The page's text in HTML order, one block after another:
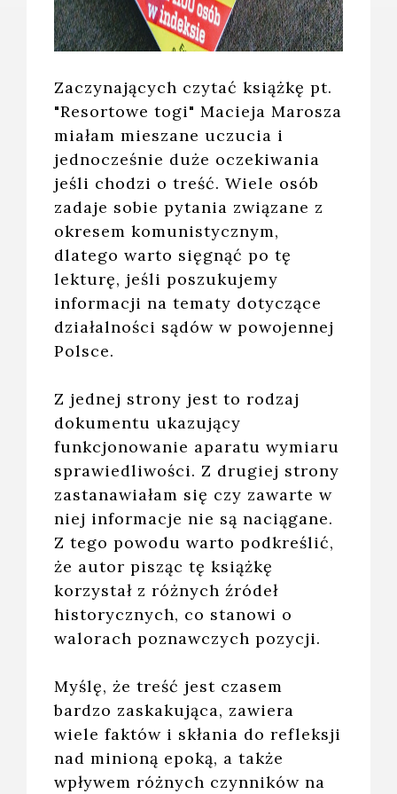
Zaczynających czytać książkę pt.
"Resortowe togi" Macieja Marosza
miałam mieszane uczucia i
jednocześnie duże oczekiwania
jeśli chodzi o treść. Wiele osób
zadaje sobie pytania związane z
okresem komunistycznym,
dlatego warto sięgnąć po tę
lekturę, jeśli poszukujemy
informacji na tematy dotyczące
działalności sądów w powojennej
Polsce.
Z jednej strony jest to rodzaj
dokumentu ukazujący
funkcjonowanie aparatu wymiaru
sprawiedliwości. Z drugiej strony
zastanawiałam się czy zawarte w
niej informacje nie są naciągane.
Z tego powodu warto podkreślić,
że autor pisząc tę książkę
korzystał z różnych źródeł
historycznych, co stanowi o
walorach poznawczych pozycji.
Myślę, że treść jest czasem
bardzo zaskakująca, zawiera
wiele faktów i skłania do refleksji
nad minioną epoką, a także
wpływem różnych czynników na